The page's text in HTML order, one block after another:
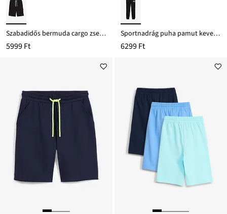
Szabadidős bermuda cargo zseekkel és tiszta bio-pamutból
5999 Ft
Sportnadrág puha pamut keverékből
6299 Ft